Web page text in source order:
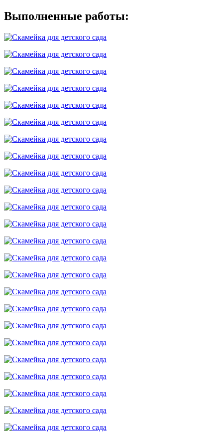
Выполненные работы: